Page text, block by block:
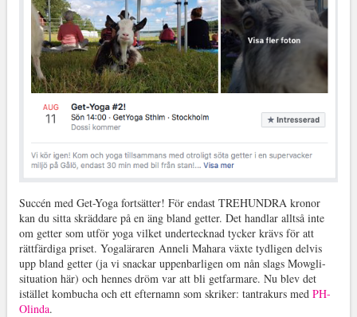
Succén med Get-Yoga fortsätter! För endast TREHUNDRA kronor
kan du sitta skräddare på en äng bland getter. Det handlar alltså inte
om getter som utför yoga vilket undertecknad tycker krävs för att
rättfärdiga priset. Yogaläraren Anneli Mahara växte tydligen delvis
upp bland getter (ja vi snackar uppenbarligen om nån slags Mowgli-
situation här) och hennes dröm var att bli getfarmare. Nu blev det
istället kombucha och ett efternamn som skriker: tantrakurs med PH-
Olinda.